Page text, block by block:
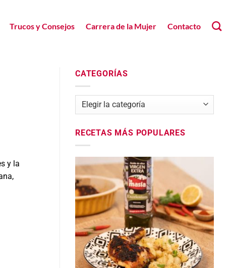
Trucos y Consejos Carrera de la Mujer Contacto
y la
CATEGORÍAS
Categorías
RECETAS MÁS POPULARES